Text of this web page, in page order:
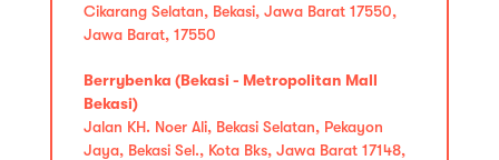
Cikarang Selatan, Bekasi, Jawa Barat 17550,
Jawa Barat, 17550
Berrybenka (Bekasi - Metropolitan Mall
Bekasi)
Jalan KH. Noer Ali, Bekasi Selatan, Pekayon
Jaya, Bekasi Sel., Kota Bks, Jawa Barat 17148,